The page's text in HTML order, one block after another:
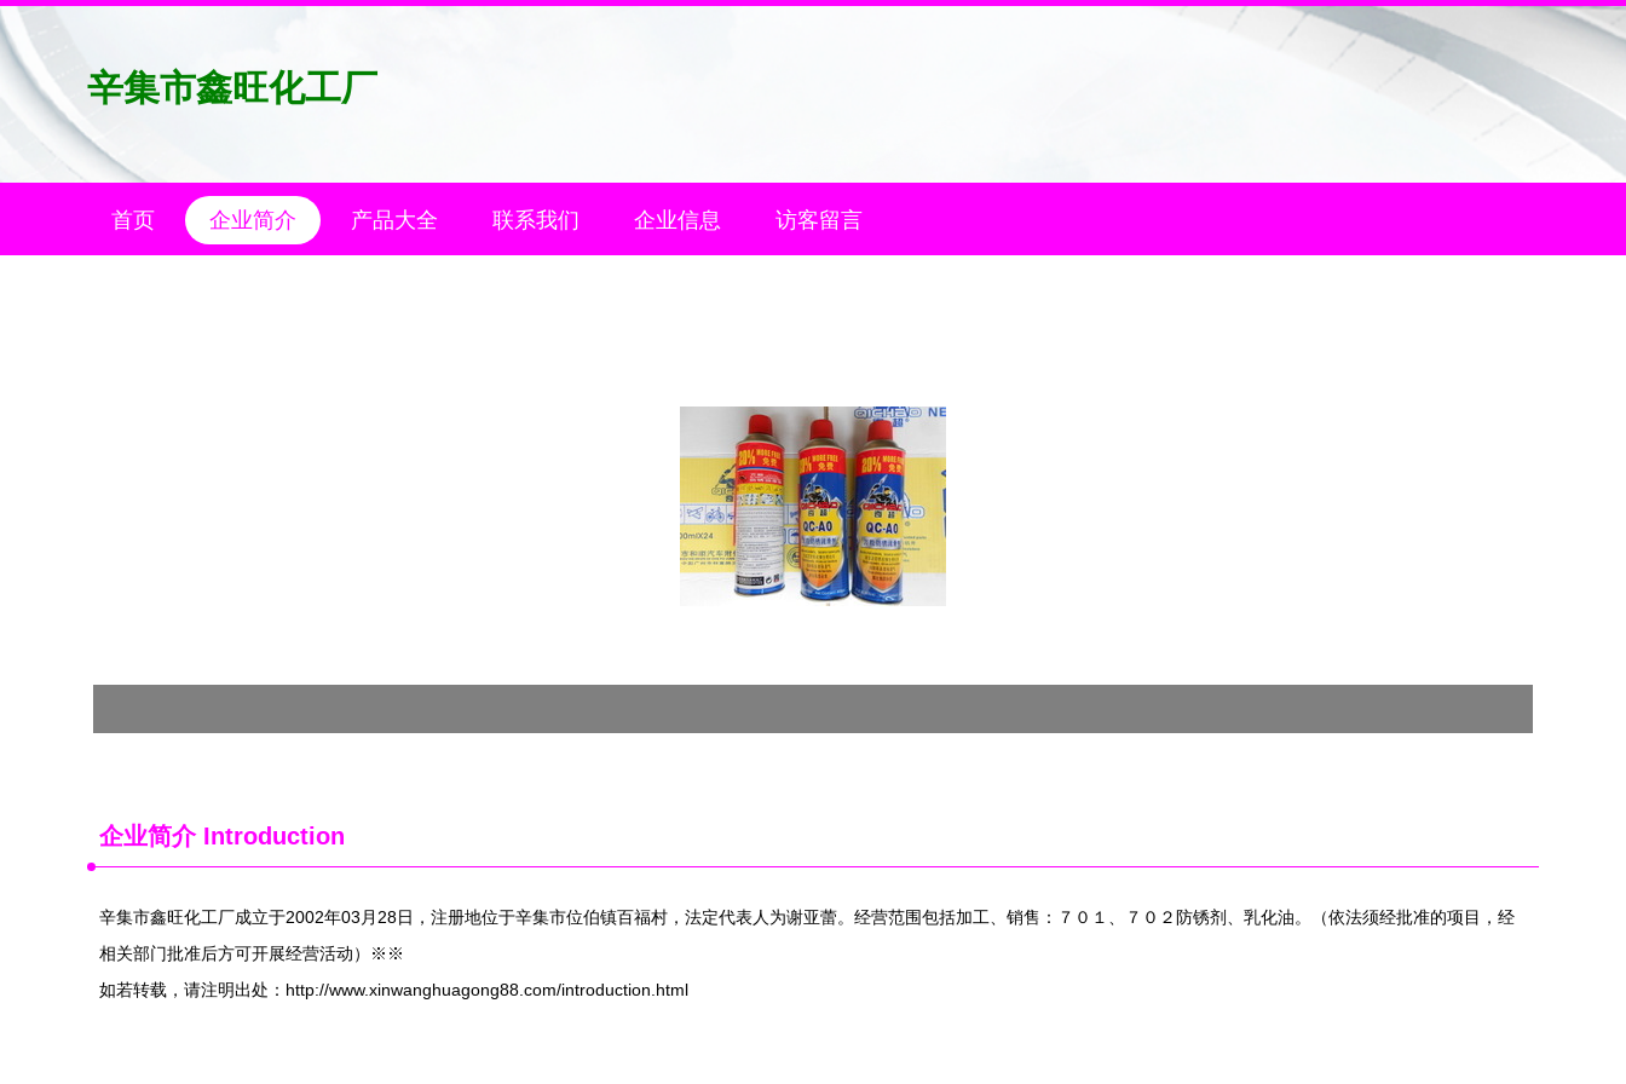
辛集市鑫旺化工厂
首页 企业简介 产品大全 联系我们 企业信息 访客留言
企业简介 Introduction
辛集市鑫旺化工厂成立于2002年03月28日，注册地位于辛集市位伯镇百福村，法定代表人为谢亚蕾。经营范围包括加工、销售：７０１、７０２防锈剂、乳化油。（依法须经批准的项目，经
相关部门批准后方可开展经营活动）※※
如若转载，请注明出处：http://www.xinwanghuagong88.com/introduction.html